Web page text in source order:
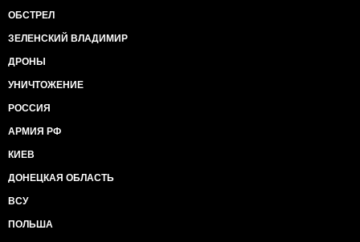
ОБСТРЕЛ
ЗЕЛЕНСКИЙ ВЛАДИМИР
ДРОНЫ
УНИЧТОЖЕНИЕ
РОССИЯ
АРМИЯ РФ
КИЕВ
ДОНЕЦКАЯ ОБЛАСТЬ
ВСУ
ПОЛЬША